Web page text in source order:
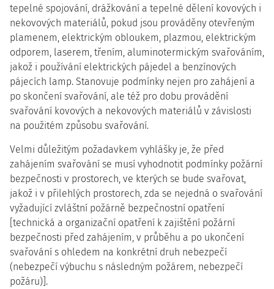
tepelné spojování, drážkování a tepelné dělení kovových i
nekovových materiálů, pokud jsou prováděny otevřeným
plamenem, elektrickým obloukem, plazmou, elektrickým
odporem, laserem, třením, aluminotermickým svařováním,
jakož i používání elektrických pájedel a benzínových
pájecích lamp. Stanovuje podmínky nejen pro zahájení a
po skončení svařování, ale též pro dobu provádění
svařování kovových a nekovových materiálů v závislosti
na použitém způsobu svařování.
Velmi důležitým požadavkem vyhlášky je, že před
zahájením svařování se musí vyhodnotit podmínky požární
bezpečnosti v prostorech, ve kterých se bude svařovat,
jakož i v přilehlých prostorech, zda se nejedná o svařování
vyžadující zvláštní požárně bezpečnostní opatření
[technická a organizační opatření k zajištění požární
bezpečnosti před zahájením, v průběhu a po ukončení
svařování s ohledem na konkrétní druh nebezpečí
(nebezpečí výbuchu s následným požárem, nebezpečí
požáru)].